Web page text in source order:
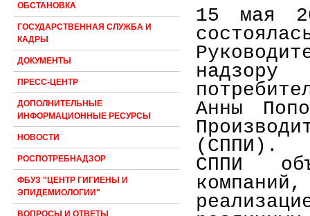
ОБСТАНОВКА
ГОСУДАРСТВЕННАЯ СЛУЖБА И
КАДРЫ
ДОКУМЕНТЫ
ПРЕСС-ЦЕНТР
ДОПОЛНИТЕЛЬНЫЕ
ИНФОРМАЦИОННЫЕ РЕСУРСЫ
НОВОСТИ
РОСПОТРЕБНАДЗОР
ФБУЗ "ЦЕНТР ГИГИЕНЫ И
ЭПИДЕМИОЛОГИИ"
ВОПРОСЫ И ОТВЕТЫ
15 мая
Анны
(СППИ).
СППИ